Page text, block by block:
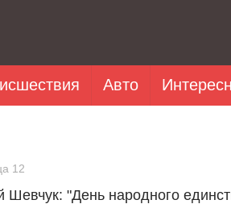
Авто
12
Шевчук: "День народного